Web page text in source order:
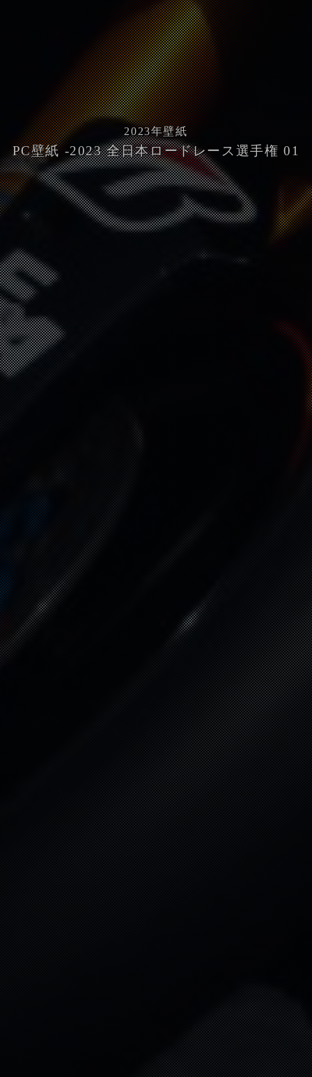
2023年壁紙
PC壁紙 -2023 全日本ロードレース選手権 01